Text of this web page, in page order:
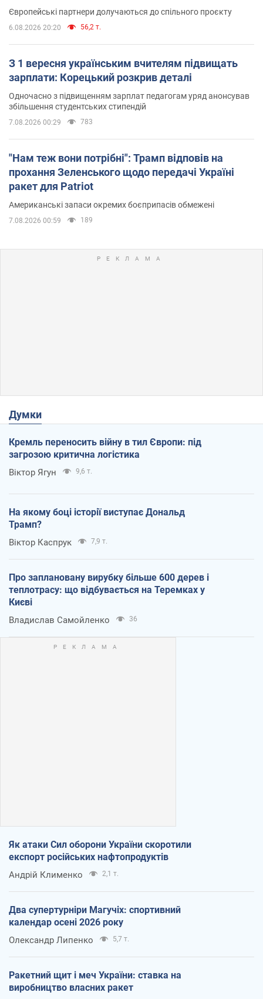
Європейські партнери долучаються до спільного проєкту
6.08.2026 20:20 56,2 т.
З 1 вересня українським вчителям підвищать
зарплати: Корецький розкрив деталі
Одночасно з підвищенням зарплат педагогам уряд анонсував
збільшення студентських стипендій
7.08.2026 00:29 783
"Нам теж вони потрібні": Трамп відповів на
прохання Зеленського щодо передачі Україні
ракет для Patriot
Американські запаси окремих боєприпасів обмежені
7.08.2026 00:59 189
Думки
Кремль переносить війну в тил Європи: під
загрозою критична логістика
Віктор Ягун 9,6 т.
На якому боці історії виступає Дональд
Трамп?
Віктор Каспрук 7,9 т.
Про заплановану вирубку більше 600 дерев і
теплотрасу: що відбувається на Теремках у
Києві
Владислав Самойленко 36
Як атаки Сил оборони України скоротили
експорт російських нафтопродуктів
Андрій Клименко 2,1 т.
Два супертурніри Магучіх: спортивний
календар осені 2026 року
Олександр Липенко 5,7 т.
Ракетний щит і меч України: ставка на
виробництво власних ракет